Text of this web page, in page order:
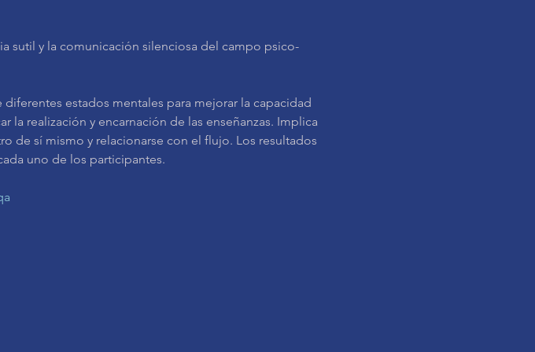
sutil y la comunicación silenciosa del campo psico-
la realización y encarnación de las enseñanzas. Implica
de sí mismo y relacionarse con el flujo. Los resultados
uno de los participantes.